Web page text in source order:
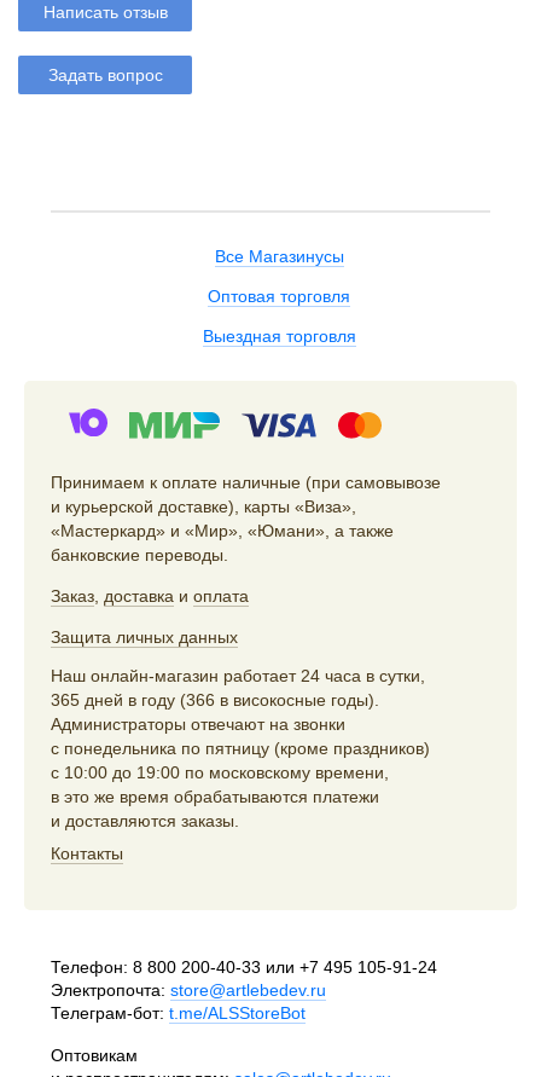
Написать отзыв
Задать вопрос
Все Магазинусы
Оптовая торговля
Выездная торговля
Принимаем к оплате наличные (при самовывозе
и курьерской доставке), карты «Виза»,
«Мастеркард» и «Мир», «Юмани», а также
банковские переводы.
Заказ доставка и оплата
Защита личных данных
Наш онлайн-магазин работает 24 часа в сутки,
365 дней в году (366 в високосные годы).
Администраторы отвечают на звонки
с понедельника по пятницу (кроме праздников)
с 10:00 до 19:00 по московскому времени,
в это же время обрабатываются платежи
и доставляются заказы.
Контакты
Телефон: 8 800 200-40-33 или +7 495 105-91-24
Электропочта: store@artlebedev.ru
Телеграм-бот: t.me/ALSStoreBot
Оптовикам